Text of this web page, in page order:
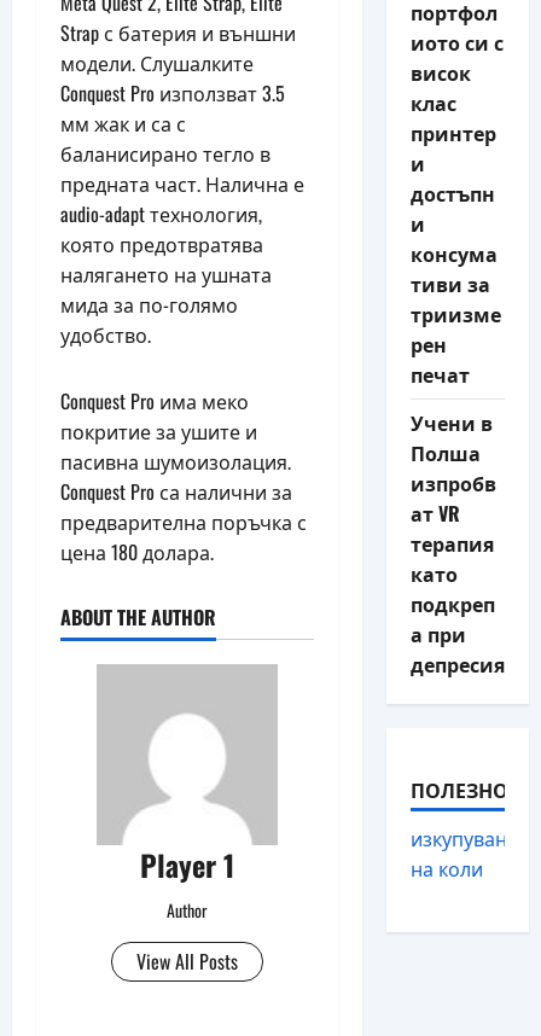
Strap с батерия и външни
модели. Слушалките
Conquest Pro използват 3.5
мм жак и са с
баланисирано тегло в
предната част. Налична е
audio-adapt технология,
която предотвратява
налягането на ушната
мида за по-голямо
удобство.
Conquest Pro има меко
покритие за ушите и
пасивна шумоизолация.
Conquest Pro са налични за
предварителна поръчка с
цена 180 долара.
ABOUT THE AUTHOR
Player 1
Author
View All Posts
портфол
иото си с
висок
клас
принтер
и
достъпн
и
консума
тиви за
триизме
рен
печат
Учени в
Полша
изпробв
ат VR
терапия
като
подкреп
а при
депресия
ПОЛЕЗНО
изкупуване
на коли